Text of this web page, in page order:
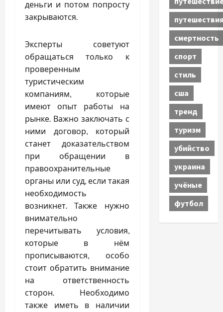
деньги и потом попросту
закрываются.
Эксперты советуют
обращаться только к
проверенным
туристическим
компаниям, которые
имеют опыт работы на
рынке. Важно заключать с
ними договор, который
станет доказательством
при обращении в
правоохранительные
органы или суд, если такая
необходимость
возникнет. Также нужно
внимательно
перечитывать условия,
которые в нём
прописываются, особо
стоит обратить внимание
на ответственность
сторон. Необходимо
также иметь в наличии
смертность
спорт
стиль
сша
тренд
туризм
убийство
украина
учёные
футбол